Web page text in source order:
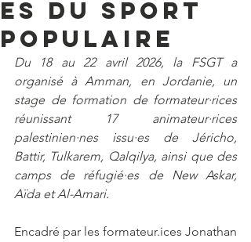
es du sport
populaire
Du 18 au 22 avril 2026, la FSGT a
organisé à Amman, en Jordanie, un
stage de formation de formateur·rices
réunissant 17 animateur·rices
palestinien·nes issu·es de Jéricho,
Battir, Tulkarem, Qalqilya, ainsi que des
camps de réfugié·es de New Askar,
Aïda et Al-Amari.
Encadré par les formateur.ices Jonathan